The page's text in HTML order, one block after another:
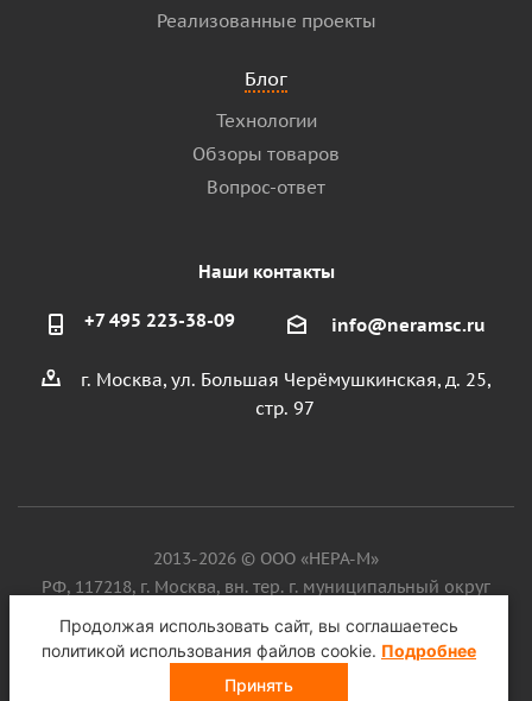
Реализованные проекты
Блог
Технологии
Обзоры товаров
Вопрос-ответ
Наши контакты
+7 495 223-38-09 info@neramsc.ru
г. Москва, ул. Большая Черёмушкинская, д. 25,
стр. 97
2013-2026 © ООО «НЕРА-М»
РФ, 117218, г. Москва, вн. тер. г. муниципальный округ
Котловка, ул. Большая Черёмушкинская, д. 25, стр. 97, ИНН
9718086924, ОГРН 1187746099750
Продолжая использовать сайт, вы соглашаетесь
политикой использования файлов cookie. Подробнее
Принять